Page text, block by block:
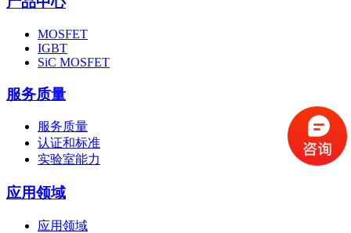
MOSFET
IGBT
SiC MOSFET
服务质量
服务质量
认证和标准
实验室能力
应用领域
应用领域